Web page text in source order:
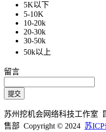
5K以下
5-10K
10-20k
20-30k
30-50k
50k以上
留言
苏州挖机会网络科技工作室
售部 Copyright © 2024 苏